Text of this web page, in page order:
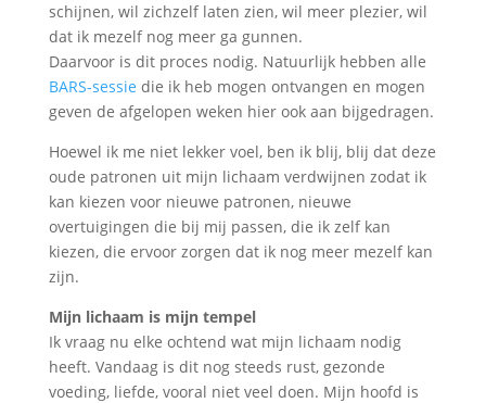
schijnen, wil zichzelf laten zien, wil meer plezier, wil
dat ik mezelf nog meer ga gunnen.
Daarvoor is dit proces nodig. Natuurlijk hebben alle
BARS-sessie die ik heb mogen ontvangen en mogen
geven de afgelopen weken hier ook aan bijgedragen.
Hoewel ik me niet lekker voel, ben ik blij, blij dat deze
oude patronen uit mijn lichaam verdwijnen zodat ik
kan kiezen voor nieuwe patronen, nieuwe
overtuigingen die bij mij passen, die ik zelf kan
kiezen, die ervoor zorgen dat ik nog meer mezelf kan
zijn.
Mijn lichaam is mijn tempel
Ik vraag nu elke ochtend wat mijn lichaam nodig
heeft. Vandaag is dit nog steeds rust, gezonde
voeding, liefde, vooral niet veel doen. Mijn hoofd is